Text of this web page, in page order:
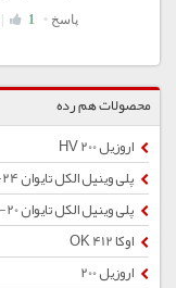
محصولات هم رده
اروزیل 200 HV
پلی وینیل الکل تایوان BP-24
پلی وینیل الکل تایوان BP-20
اوکا OK 412
اروزیل 200